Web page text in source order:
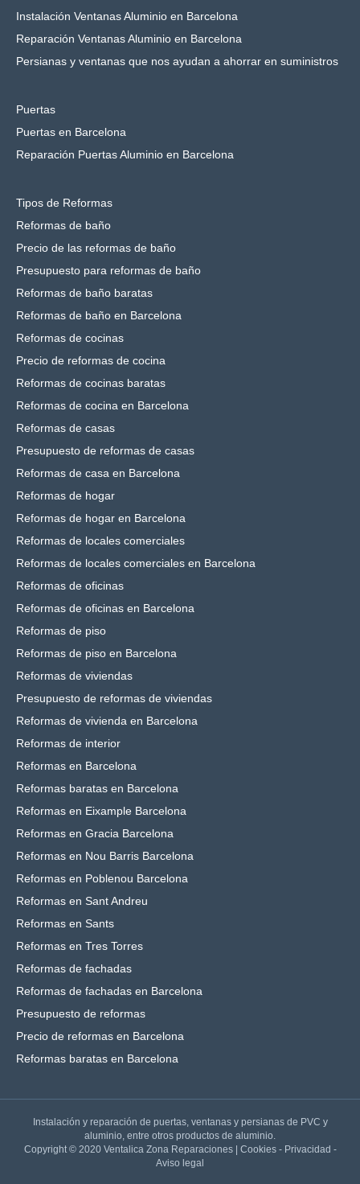
Instalación Ventanas Aluminio en Barcelona
Reparación Ventanas Aluminio en Barcelona
Persianas y ventanas que nos ayudan a ahorrar en suministros
Puertas
Puertas en Barcelona
Reparación Puertas Aluminio en Barcelona
Tipos de Reformas
Reformas de baño
Precio de las reformas de baño
Presupuesto para reformas de baño
Reformas de baño baratas
Reformas de baño en Barcelona
Reformas de cocinas
Precio de reformas de cocina
Reformas de cocinas baratas
Reformas de cocina en Barcelona
Reformas de casas
Presupuesto de reformas de casas
Reformas de casa en Barcelona
Reformas de hogar
Reformas de hogar en Barcelona
Reformas de locales comerciales
Reformas de locales comerciales en Barcelona
Reformas de oficinas
Reformas de oficinas en Barcelona
Reformas de piso
Reformas de piso en Barcelona
Reformas de viviendas
Presupuesto de reformas de viviendas
Reformas de vivienda en Barcelona
Reformas de interior
Reformas en Barcelona
Reformas baratas en Barcelona
Reformas en Eixample Barcelona
Reformas en Gracia Barcelona
Reformas en Nou Barris Barcelona
Reformas en Poblenou Barcelona
Reformas en Sant Andreu
Reformas en Sants
Reformas en Tres Torres
Reformas de fachadas
Reformas de fachadas en Barcelona
Presupuesto de reformas
Precio de reformas en Barcelona
Reformas baratas en Barcelona
Instalación y reparación de puertas, ventanas y persianas de PVC y
aluminio, entre otros productos de aluminio.
Copyright © 2020 Ventalica Zona Reparaciones | Cookies- Privacidad -
Aviso legal